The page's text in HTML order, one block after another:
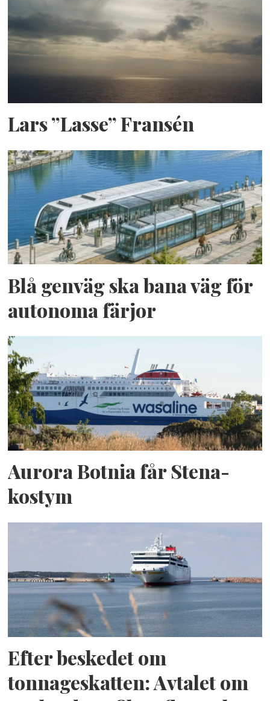
Lars ”Lasse” Fransén
Blå genväg ska bana väg för
autonoma färjor
Aurora Botnia får Stena-
kostym
Efter beskedet om
tonnageskatten: Avtalet om